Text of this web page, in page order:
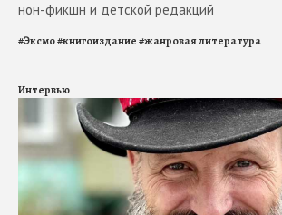
нон-фикшн и детской редакций
#Эксмо#книгоиздание#жанровая литература
Интервью